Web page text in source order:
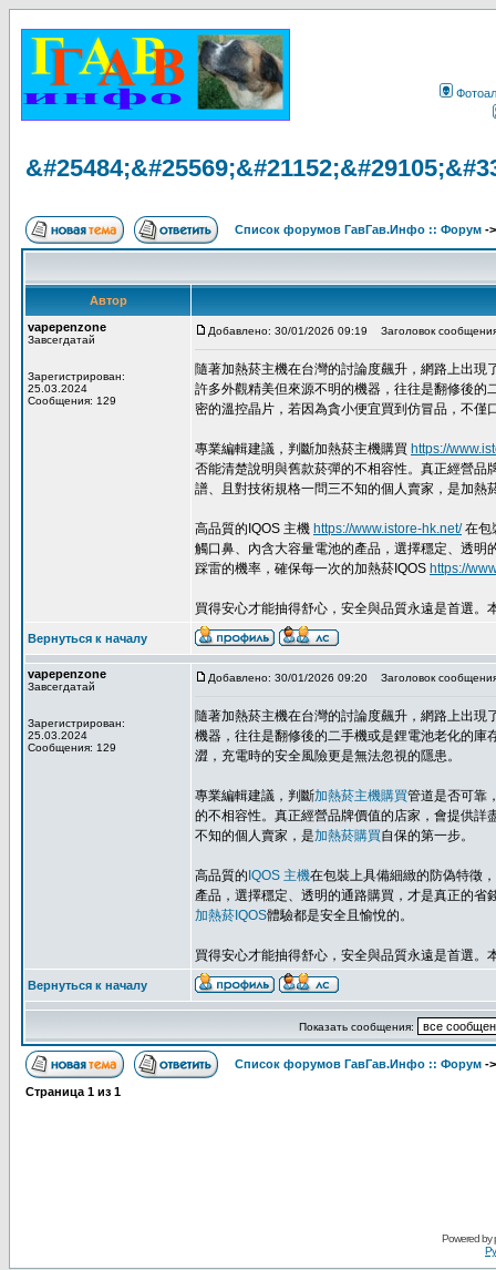
Список форумов ГавГав.Инфо :: Форум -
Автор
vapepenzone
Завсегдатай
Зарегистрирован:
25.03.2024
Сообщения: 129
Добавлено: 30/01/2026 09:19 Заголовок
隨著加熱菸主機在台灣的討論度飆升，網路上出現
許多外觀精美但來源不明的機器，往往是翻修後
密的溫控晶片，若因為貪小便宜買到仿冒品，不
專業編輯建議，判斷加熱菸主機購買 https://
否能清楚說明與舊款菸彈的不相容性。真正經營
譜、且對技術規格一問三不知的個人賣家，是加熱
高品質的IQOS 主機 https://www.istore-hk.net/在包
觸口鼻、內含大容量電池的產品，選擇穩定、透
踩雷的機率，確保每一次的加熱菸IQOS https://
買得安心才能抽得舒心，安全與品質永遠是首選
Вернуться к началу
vapepenzone
Завсегдатай
Зарегистрирован:
25.03.2024
Сообщения: 129
Добавлено: 30/01/2026 09:20 Заголовок
隨著加熱菸主機在台灣的討論度飆升，網路上出現
機器，往往是翻修後的二手機或是鋰電池老化的庫
澀，充電時的安全風險更是無法忽視的隱患。
專業編輯建議，判斷加熱菸主機購買管道是否可靠
的不相容性。真正經營品牌價值的店家，會提供
不知的個人賣家，是加熱菸購買自保的第一步。
高品質的 IQOS 主機在包裝上具備細緻的防偽特徵
產品，選擇穩定、透明的通路購買，才是真正的
加熱菸IQOS體驗都是安全且愉悅的。
買得安心才能抽得舒心，安全與品質永遠是首選。
Вернуться к началу
Показать сообщения:
Список форумов ГавГав.Инфо :: Форум -
Страница 1 из 1
Powered by